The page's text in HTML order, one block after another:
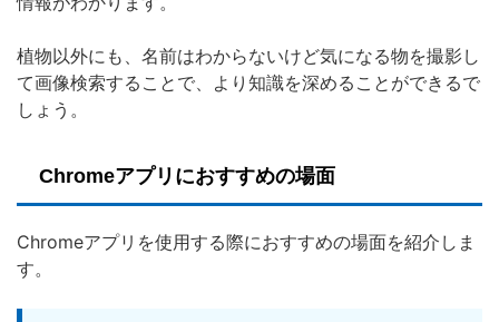
植物以外にも、名前はわからないけど気になる物を撮影し
て画像検索することで、より知識を深めることができるで
しょう。
Chromeアプリにおすすめの場面
Chromeアプリを使用する際におすすめの場面を紹介しま
す。